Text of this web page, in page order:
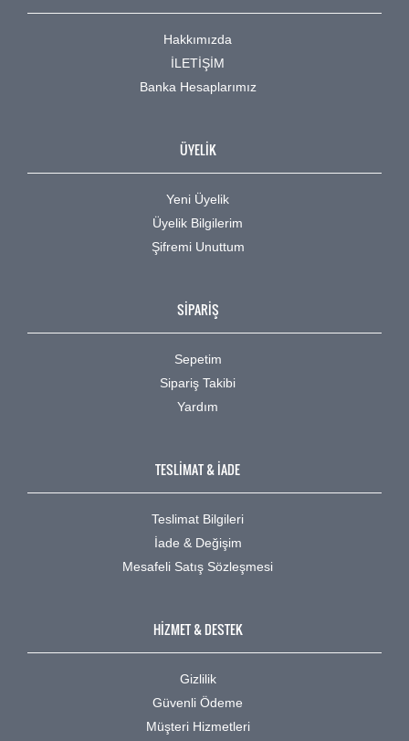
Hakkımızda
İLETİŞİM
Banka Hesaplarımız
ÜYELİK
Yeni Üyelik
Üyelik Bilgilerim
Şifremi Unuttum
SİPARİŞ
Sepetim
Sipariş Takibi
Yardım
TESLİMAT & İADE
Teslimat Bilgileri
İade & Değişim
Mesafeli Satış Sözleşmesi
HİZMET & DESTEK
Gizlilik
Güvenli Ödeme
Müşteri Hizmetleri